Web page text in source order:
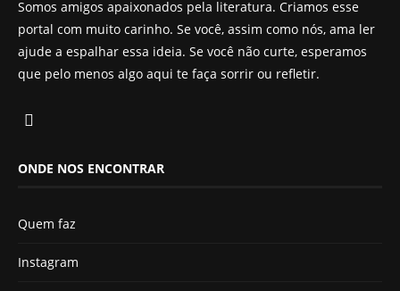
Somos amigos apaixonados pela literatura. Criamos esse
portal com muito carinho. Se você, assim como nós, ama ler
ajude a espalhar essa ideia. Se você não curte, esperamos
que pelo menos algo aqui te faça sorrir ou refletir.
ONDE NOS ENCONTRAR
Quem faz
Instagram